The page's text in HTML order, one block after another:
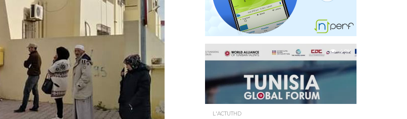
4.9K
L'ACTUTHD